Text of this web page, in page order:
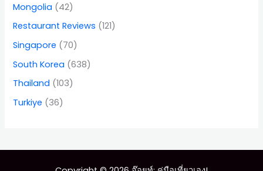
Mongolia (42)
Restaurant Reviews (121)
Singapore (70)
South Korea (638)
Thailand (103)
Turkiye (36)